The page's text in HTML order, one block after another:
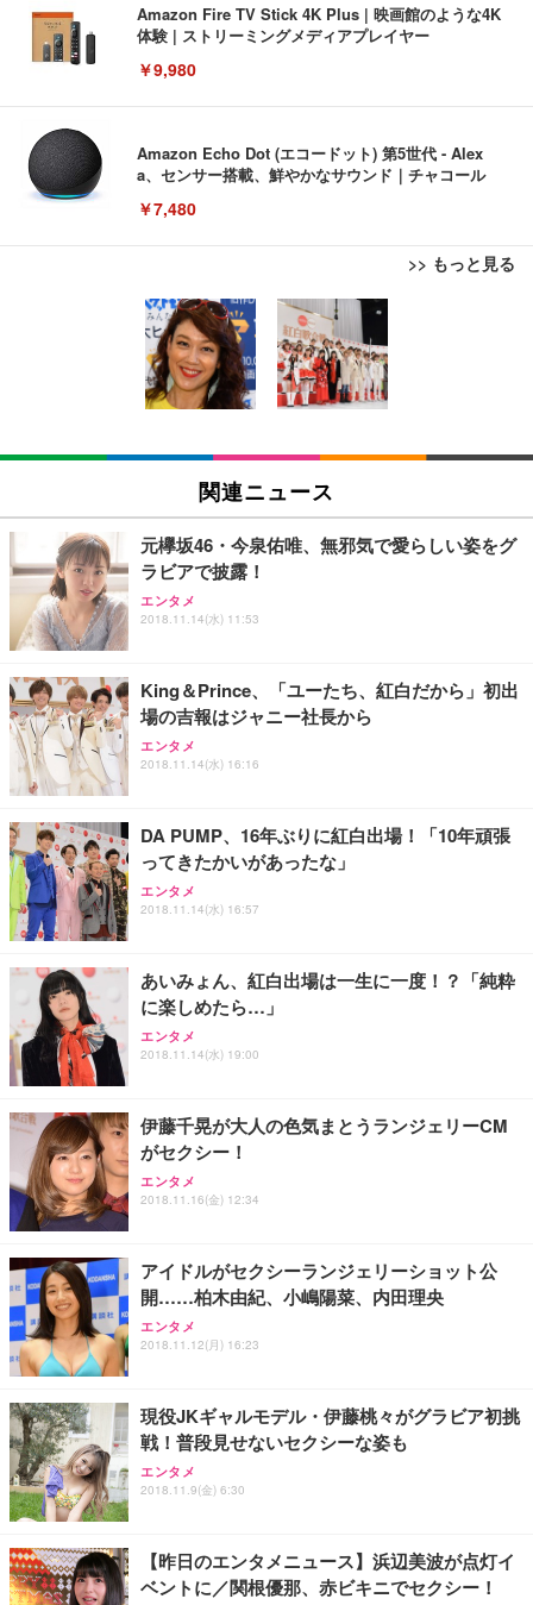
Amazon Fire TV Stick 4K Plus | 映画館のような4K
体験 | ストリーミングメディアプレイヤー
￥9,980
Amazon Echo Dot (エコードット) 第5世代 - Alex
a、センサー搭載、鮮やかなサウンド｜チャコール
￥7,480
>> もっと見る
[EdoErgo] オフィスチェア 椅子 テレワーク 疲れな
い 跳ね上げ式アームレスト コンパクト 約105度ロッ
キング pc 事務椅子 360度回転 座面昇降 強化ナイロ
ン樹脂ベース 通気性メッシュ 在宅ワーク H-WY01
(黒網+黒枠+黒足)
￥5,699
SIHOO B100 オフィスチェア／デスクチェア メッシ
ュチェア 人間工学 疲れない ブラック
￥27,999
ワーク チェア 強化バックレスト 30度ロッキング機
能 人間工学 椅子 腰サポート 90度跳ね上げ式アーム
務用 おしゃれ パソコンチェア (ブラック)
Sezlife オフィスチェア デスクチェア 疲れない テレ
ワーク チェア 強化バックレスト 30度ロッキング機
能 人間工学 椅子 腰サポート 90度跳ね上げ式アーム
務用 おしゃれ パソコンチェア (ホワイト)
ANDWINT オフィスチェア デスクチェア 肘なし メ
ッシュ 通気性 ランバーサポート付き 腰サポート ガ
ス圧無段階昇降 360度回転 キャスター付き コンパク
EIZO ビジネス向けプレミアムモニター | FlexScan
EV3240X-WT | 31.5型4K UHD・USB Type-C・ホワ
イト
￥105,595
EIZO ビジネス向けプレミアムモニター | FlexScan
￥109,572
【純正品】27"ゲーミングモニター DualSense 充電
フック付き（CFI-ZDM1J）
【整備済み品】Dell E2724HS 27インチ 液晶モニタ
ー フルHD（1920×1080）VA 非光沢 HDMI/DisplayP
ort/VGA スピーカー内蔵 高さ調整 スイベル VESA対
【MiniLED/24.5inch/280Hz/FHD】GRAPHT THE S
HOOTER Gaming Monitor 24” Essential ゲーミン
グモニター QD 24.5インチ 1ms FHD 量子ドット 残
Amazonベーシック ペットシーツ 薄型 レギュラー 1
回使い捨て 無香料 ホワイト 300枚
￥3,373
Amazonベーシック ペットシーツ 厚型 ワイド 42枚
x2袋(84枚) ホワイト(吸収面:ライトブルー)
￥3,234
ネオ・ルーライフ ネオ・オムツ L 中型犬用 26枚入
り 単品
Smart Basic(スマートベーシック) 【Amazon.co.jp
限定】 Smart Basic アイリスオーヤマ ペットシーツ
超厚型 お徳用 ワイド 100枚入 (x 1) (ケース販売)
アイリスオーヤマ ペットシーツ 超厚型 お徳用 レギ
ュラー 200枚入【Amazon.co.jp限定】
関連ニュース
元欅坂46・今泉佑唯、無邪気で愛らしい姿をグ
ラビアで披露！
エンタメ
2018.11.14(水) 11:53
King＆Prince、「ユーたち、紅白だから」初出
場の吉報はジャニー社長から
エンタメ
2018.11.14(水) 16:16
DA PUMP、16年ぶりに紅白出場！「10年頑張
ってきたかいがあったな」
エンタメ
2018.11.14(水) 16:57
あいみょん、紅白出場は一生に一度！？「純粋
に楽しめたら…」
エンタメ
2018.11.14(水) 19:00
伊藤千晃が大人の色気まとうランジェリーCM
がセクシー！
エンタメ
2018.11.16(金) 12:34
アイドルがセクシーランジェリーショット公
開……柏木由紀、小嶋陽菜、内田理央
エンタメ
2018.11.12(月) 16:23
現役JKギャルモデル・伊藤桃々がグラビア初挑
戦！普段見せないセクシーな姿も
エンタメ
2018.11.9(金) 6:30
【昨日のエンタメニュース】浜辺美波が点灯イ
ベントに／関根優那、赤ビキニでセクシー！